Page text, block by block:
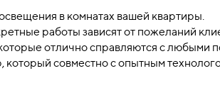
в комнатах вашей квартиры.
работы зависят от пожеланий
отлично справляются с любыми
совместно с опытным